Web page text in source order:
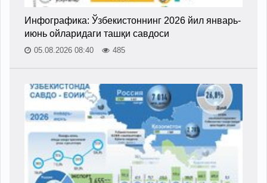
Инфографика: Ўзбекистоннинг 2026 йил январь-
июнь ойларидаги ташқи савдоси
05.08.2026 08:40 485